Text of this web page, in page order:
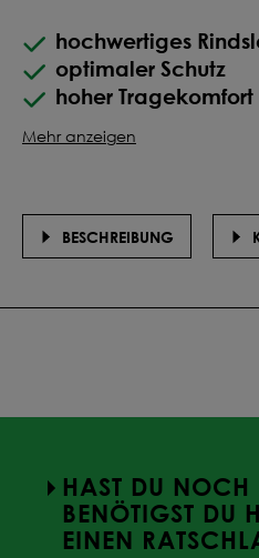
hochwertiges
optimaler Schutz
hoher Tragekomfort
Mehr anzeigen
BESCHREIBUNG
HAST DU NOCH
BENÖTIGST DU
EINEN